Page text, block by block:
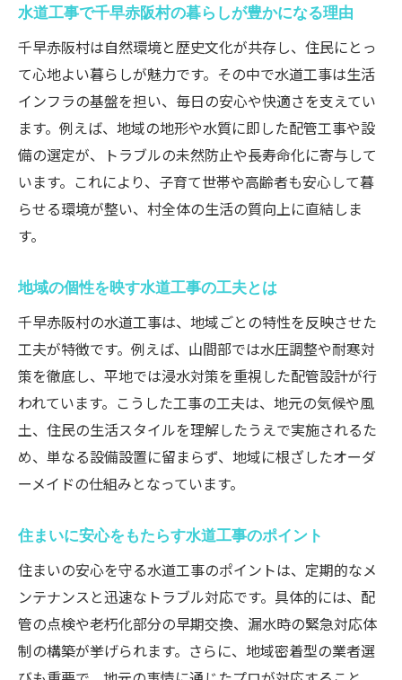
水道工事で快適な暮らしを守るための秘訣
地域に根ざす水道工事の信頼性を知る
水道工事が実現する安心の生活環境づくり
水道トラブルを防ぐ水道工事の工夫
快適な暮らしに必要な水道工事の選び方
地域住民の声から学ぶ水道工事の重要性
自然と調和する千早赤阪村の水道工事事情
水道工事で守る豊かな自然環境とは
環境配慮型の水道工事が注目される理由
地元に根ざした水道工事の取組み
自然と調和した水道工事の実際の効果
子育て世帯に嬉しい水道工事の選び方
子育て世帯が安心できる水道工事の選び方
水道工事で子どもの安全を守る工夫とは
子育て世代に人気の水道工事ポイント
家族が安心する水道工事の基準を知ろう
子どもの成長に寄り添う水道工事の魅力
地域の特色を活かした水道工事の魅力発見
地域性が光る水道工事の魅力を探る
水道工事で千早赤阪村の暮らしが豊かになる理由
千早赤阪村は自然環境と歴史文化が共存し、住民にとっ
て心地よい暮らしが魅力です。その中で水道工事は生活
インフラの基盤を担い、毎日の安心や快適さを支えてい
ます。例えば、地域の地形や水質に即した配管工事や設
備の選定が、トラブルの未然防止や長寿命化に寄与して
います。これにより、子育て世帯や高齢者も安心して暮
らせる環境が整い、村全体の生活の質向上に直結しま
す。
地域の個性を映す水道工事の工夫とは
千早赤阪村の水道工事は、地域ごとの特性を反映させた
工夫が特徴です。例えば、山間部では水圧調整や耐寒対
策を徹底し、平地では浸水対策を重視した配管設計が行
われています。こうした工事の工夫は、地元の気候や風
土、住民の生活スタイルを理解したうえで実施されるた
め、単なる設備設置に留まらず、地域に根ざしたオーダ
ーメイドの仕組みとなっています。
住まいに安心をもたらす水道工事のポイント
住まいの安心を守る水道工事のポイントは、定期的なメ
ンテナンスと迅速なトラブル対応です。具体的には、配
管の点検や老朽化部分の早期交換、漏水時の緊急対応体
制の構築が挙げられます。さらに、地域密着型の業者選